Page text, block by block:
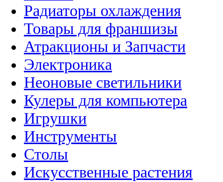
Радиаторы охлаждения
Товары для франшизы
Атракционы и Запчасти
Электроника
Неоновые светильники
Кулеры для компьютера
Игрушки
Инструменты
Столы
Искусственные растения